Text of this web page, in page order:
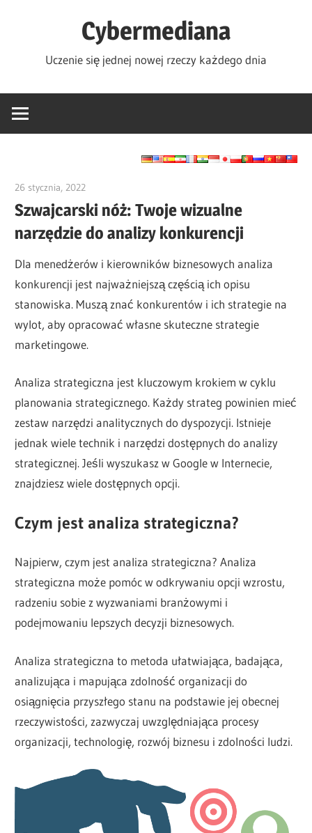
Cybermediana
Uczenie się jednej nowej rzeczy każdego dnia
26 stycznia, 2022
Szwajcarski nóż: Twoje wizualne
narzędzie do analizy konkurencji
Dla menedżerów i kierowników biznesowych analiza
konkurencji jest najważniejszą częścią ich opisu
stanowiska. Muszą znać konkurentów i ich strategie na
wylot, aby opracować własne skuteczne strategie
marketingowe.
Analiza strategiczna jest kluczowym krokiem w cyklu
planowania strategicznego. Każdy strateg powinien mieć
zestaw narzędzi analitycznych do dyspozycji. Istnieje
jednak wiele technik i narzędzi dostępnych do analizy
strategicznej. Jeśli wyszukasz w Google w Internecie,
znajdziesz wiele dostępnych opcji.
Czym jest analiza strategiczna?
Najpierw, czym jest analiza strategiczna? Analiza
strategiczna może pomóc w odkrywaniu opcji wzrostu,
radzeniu sobie z wyzwaniami branżowymi i
podejmowaniu lepszych decyzji biznesowych.
Analiza strategiczna to metoda ułatwiająca, badająca,
analizująca i mapująca zdolność organizacji do
osiągnięcia przyszłego stanu na podstawie jej obecnej
rzeczywistości, zazwyczaj uwzględniająca procesy
organizacji, technologię, rozwój biznesu i zdolności ludzi.